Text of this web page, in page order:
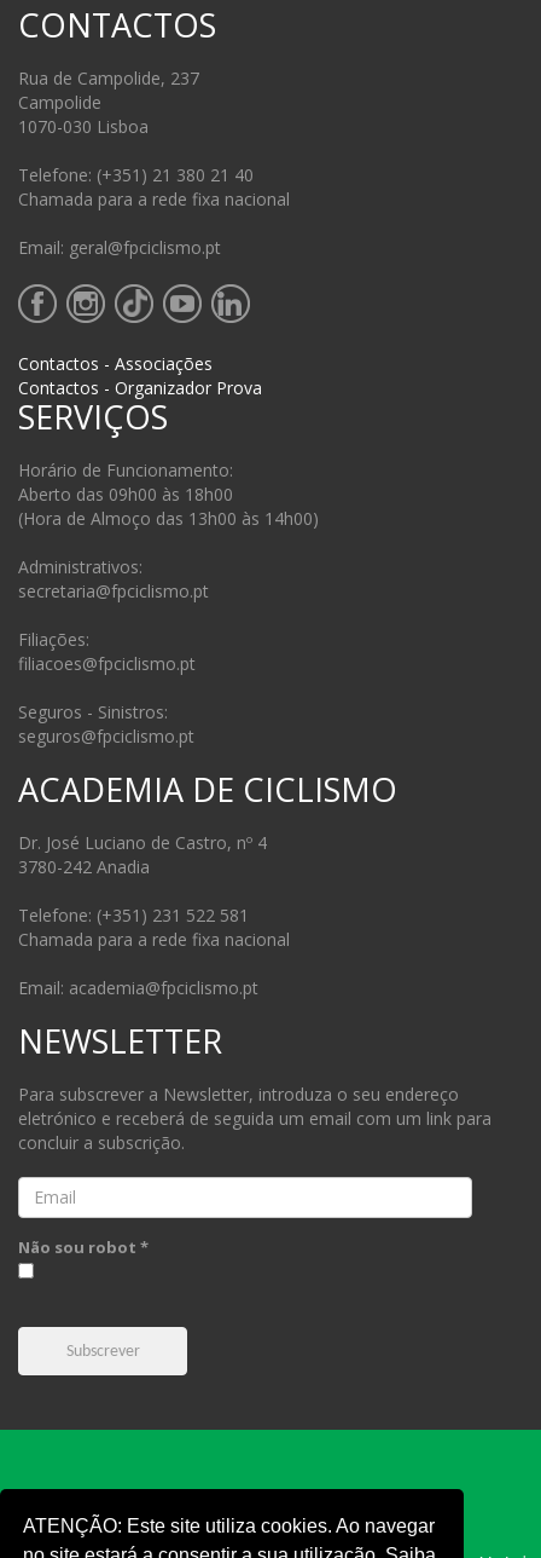
ATENÇÃO: Este site utiliza cookies. Ao navegar
CONTACTOS
Rua de Campolide, 237
Campolide
1070-030 Lisboa
Telefone: (+351) 21 380 21 40
Chamada para a rede fixa nacional
Email: geral@fpciclismo.pt
Contactos - Associações
Contactos - Organizador Prova
SERVIÇOS
Horário de Funcionamento:
Aberto das 09h00 às 18h00
(Hora de Almoço das 13h00 às 14h00)
Administrativos:
secretaria@fpciclismo.pt
Filiações:
filiacoes@fpciclismo.pt
Seguros - Sinistros:
seguros@fpciclismo.pt
ACADEMIA DE CICLISMO
Dr. José Luciano de Castro, nº 4
3780-242 Anadia
Telefone: (+351) 231 522 581
Chamada para a rede fixa nacional
Email: academia@fpciclismo.pt
NEWSLETTER
Para subscrever a Newsletter, introduza o seu endereço
eletrónico e receberá de seguida um email com um link para
concluir a subscrição.
Email
Não sou robot *
Subscrever